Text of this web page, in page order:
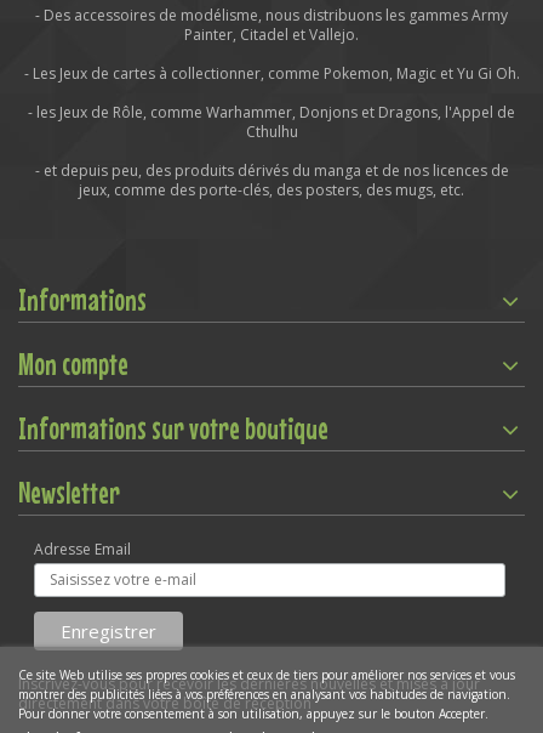
- Des accessoires de modélisme, nous distribuons les gammes Army
Painter, Citadel et Vallejo.
- Les Jeux de cartes à collectionner, comme Pokemon, Magic et Yu Gi Oh.
- les Jeux de Rôle, comme Warhammer, Donjons et Dragons, l'Appel de
Cthulhu
- et depuis peu, des produits dérivés du manga et de nos licences de
jeux, comme des porte-clés, des posters, des mugs, etc.
Informations
Mon compte
Informations sur votre boutique
Newsletter
Adresse Email
Inscrivez-vous pour recevoir les dernières nouvelles et mises à jour
directement dans votre boîte de réception
Ce site Web utilise ses propres cookies et ceux de tiers pour améliorer nos services et vous
montrer des publicités liées à vos préférences en analysant vos habitudes de navigation.
Pour donner votre consentement à son utilisation, appuyez sur le bouton Accepter.